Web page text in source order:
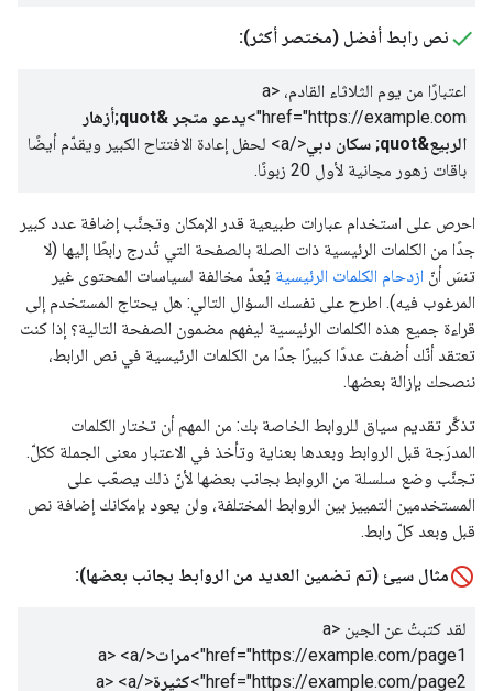
نص رابط أفضل (مختصر أكثر):
اعتبارًا من يوم الثلاثاء القادم،
<a
href="https://example.com">
يدعو متجر &quot;أزهار
الربيع&quot; سكان دبي
</a>
لحفل إعادة الافتتاح الكبير ويقدّم أيضًا
باقات زهور مجانية لأول 20 زبونًا.
احرص على استخدام عبارات طبيعية قدر الإمكان وتجنَّب إضافة عدد كبير
جدًا من الكلمات الرئيسية ذات الصلة بالصفحة التي تُدرج رابطًا إليها (لا
تنسَ أنّ ازدحام الكلمات الرئيسية يُعدّ مخالفة لسياسات المحتوى غير
المرغوب فيه). اطرح على نفسك السؤال التالي: هل يحتاج المستخدم إلى
قراءة جميع هذه الكلمات الرئيسية ليفهم مضمون الصفحة التالية؟ إذا كنت
تعتقد أنّك أضفت عددًا كبيرًا جدًا من الكلمات الرئيسية في نص الرابط،
ننصحك بإزالة بعضها.
تذكَّر تقديم سياق للروابط الخاصة بك: من المهم أن تختار الكلمات
المدرَجة قبل الروابط وبعدها بعناية وتأخذ في الاعتبار معنى الجملة ككلّ.
تجنَّب وضع سلسلة من الروابط بجانب بعضها لأنّ ذلك يصعّب على
المستخدمين التمييز بين الروابط المختلفة، ولن يعود بإمكانك إضافة نص
قبل وبعد كلّ رابط.
مثال سيئ (تم تضمين العديد من الروابط بجانب بعضها):
لقد كتبتُ عن الجبن
<a
href="https://example.com/page1">
مرات</a>
<a
href="https://example.com/page2">
كثيرة</a>
<a